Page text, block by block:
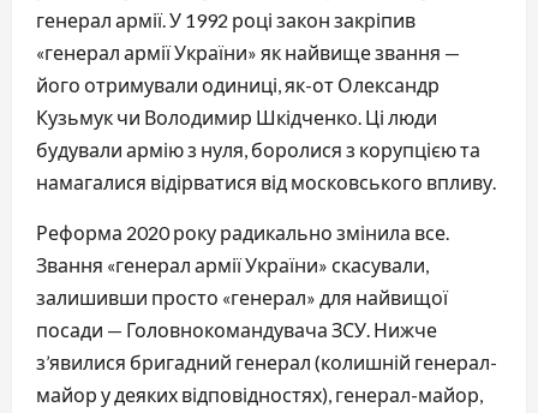
генерал армії. У 1992 році закон закріпив
«генерал армії України» як найвище звання —
його отримували одиниці, як-от Олександр
Кузьмук чи Володимир Шкідченко. Ці люди
будували армію з нуля, боролися з корупцією та
намагалися відірватися від московського впливу.
Реформа 2020 року радикально змінила все.
Звання «генерал армії України» скасували,
залишивши просто «генерал» для найвищої
посади — Головнокомандувача ЗСУ. Нижче
з’явилися бригадний генерал (колишній генерал-
майор у деяких відповідностях), генерал-майор,